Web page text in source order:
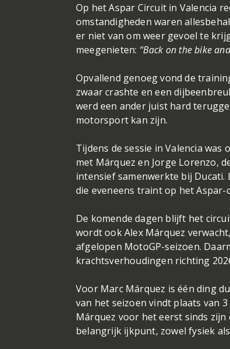
Op het Aspar Circuit in Valencia
omstandigheden waren
er niet van om weer gevoel te
meegenieten: “Back on the bike
Opvallend genoeg vond de
zwaar crashte en een
werd een ander juist hard
motorsport kan zijn.
Tijdens de sessie in Valencia
met Márquez en Jorge Lorenzo,
intensief samenwerkte bij Ducati.
die eveneens traint op het Aspar-
De komende dagen blijft het
wordt ook Alex Márquez
afgelopen MotoGP-seizoen.
krachtsverhoudingen richting
Voor Marc Márquez is één ding
van het seizoen vindt plaats van
Márquez voor het eerst sinds
belangrijk ijkpunt, zowel fysiek